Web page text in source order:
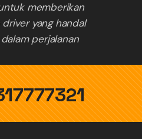
memberikan
yang handal
perjalanan